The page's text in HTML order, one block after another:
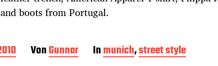
boots from Portugal.
VonGunnar Inmunich,street style